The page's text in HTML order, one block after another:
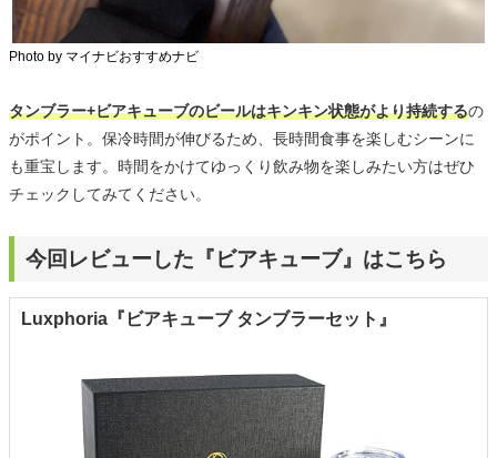
Photo by マイナビおすすめナビ
タンブラー+ビアキューブのビールはキンキン状態がより持続するの
がポイント。保冷時間が伸びるため、長時間食事を楽しむシーンに
も重宝します。時間をかけてゆっくり飲み物を楽しみたい方はぜひ
チェックしてみてください。
今回レビューした『ビアキューブ』はこちら
Luxphoria『ビアキューブ タンブラーセット』